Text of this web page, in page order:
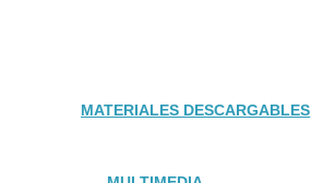
MATERIALES DESCARGABLES